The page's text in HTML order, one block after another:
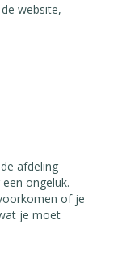
website,
afdeling
ongeluk.
of je
je moet